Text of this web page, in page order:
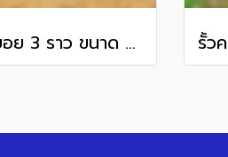
รั้วคาวบอย 3 ราว ขนาด 6 นิ้ว x 6 นิ้ว x 1.70 เมตร